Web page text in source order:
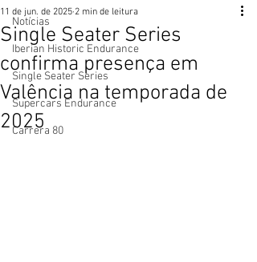
Notícias
Iberian Historic Endurance
Single Seater Series
Supercars Endurance
Carrera 80
Single Seater Series
confirma presença em
Valência na temporada de
2025
11 de jun. de 2025 2 min de leitura